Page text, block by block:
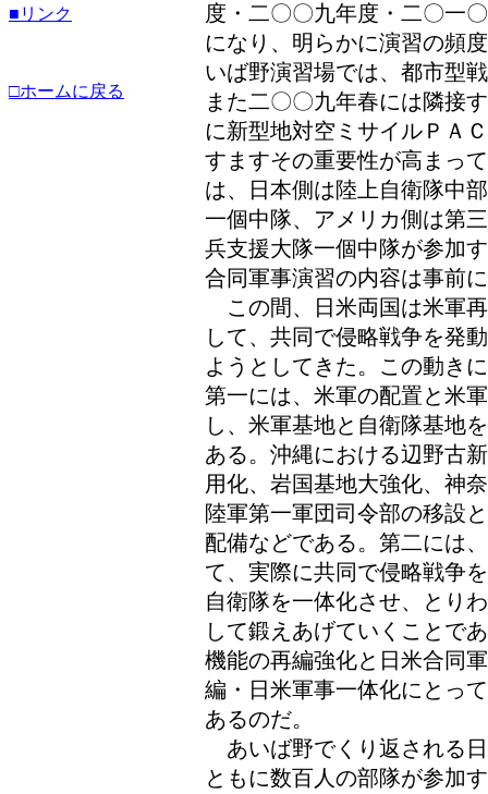
■リンク
□ホームに戻る
度・二〇〇九年度・二〇一
になり、明らかに演習の頻
いば野演習場では、都市型
また二〇〇九年春には隣接
に新型地対空ミサイルＰＡ
すますその重要性が高まっ
は、日本側は陸上自衛隊中
一個中隊、アメリカ側は第
兵支援大隊一個中隊が参加
合同軍事演習の内容は事前
この間、日米両国は米軍
して、共同で侵略戦争を発
ようとしてきた。この動き
第一には、米軍の配置と米
し、米軍基地と自衛隊基地
ある。沖縄における辺野古
用化、岩国基地大強化、神
陸軍第一軍団司令部の移設
配備などである。第二には
て、実際に共同で侵略戦争
自衛隊を一体化させ、とり
して鍛えあげていくことで
機能の再編強化と日米合同
編・日米軍事一体化にとっ
あるのだ。
あいば野でくり返される
ともに数百人の部隊が参加